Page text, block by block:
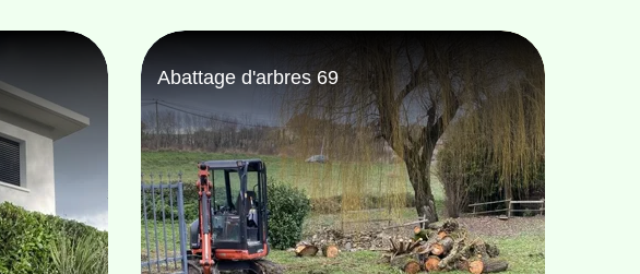
Taille de haie 69